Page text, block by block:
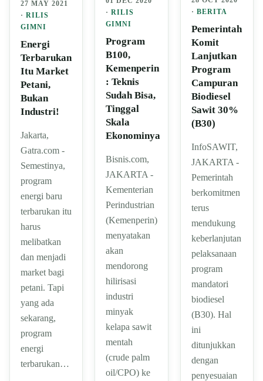
27 MAY 2021
· RILIS
GIMNI
Energi
Terbarukan
Itu Market
Petani,
Bukan
Industri!
Jakarta,
Gatra.com -
Semestinya,
program
energi baru
terbarukan itu
harus
melibatkan
dan menjadi
market bagi
petani. Tapi
yang ada
sekarang,
program
energi
terbarukan…
·RILIS
GIMNI
Program
B100,
Kemenperin
: Teknis
Sudah Bisa,
Tinggal
Skala
Ekonominya
Bisnis.com,
JAKARTA -
Kementerian
Perindustrian
(Kemenperin)
menyatakan
akan
mendorong
hilirisasi
industri
minyak
kelapa sawit
mentah
(crude palm
oil/CPO) ke
· BERITA
Pemerintah
Komit
Lanjutkan
Program
Campuran
Biodiesel
Sawit 30%
(B30)
InfoSAWIT,
JAKARTA -
Pemerintah
berkomitmen
terus
mendukung
keberlanjutan
pelaksanaan
program
mandatori
biodiesel
(B30). Hal
ini
ditunjukkan
dengan
penyesuaian